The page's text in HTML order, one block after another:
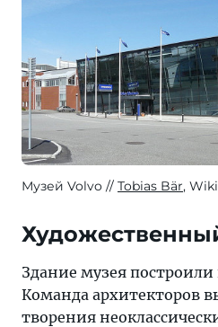
Музей Volvo Tobias Bär,
Здание музея
Команда архитекторов
творения